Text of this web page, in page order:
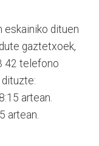
eskainiko dituen
gaztetxoek,
42 telefono
dituzte:
artean.
artean.